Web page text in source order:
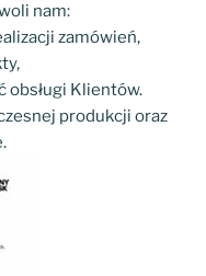
nam:
zamówień,
obsługi Klientów.
produkcji oraz